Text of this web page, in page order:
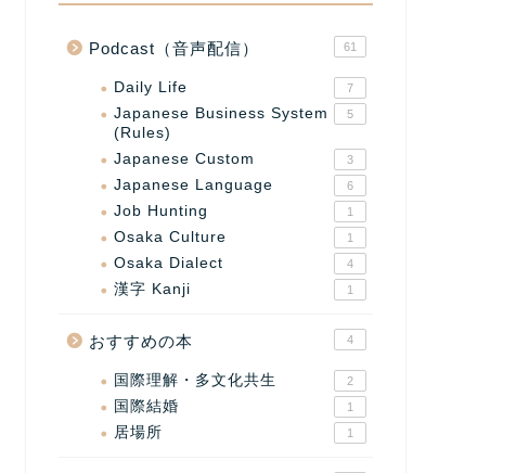
Podcast（音声配信） 61
Daily Life 7
Japanese Business System
(Rules)
5
Japanese Custom 3
Japanese Language 6
Job Hunting 1
Osaka Culture 1
Osaka Dialect 4
漢字 Kanji 1
おすすめの本 4
国際理解・多文化共生 2
国際結婚 1
居場所 1